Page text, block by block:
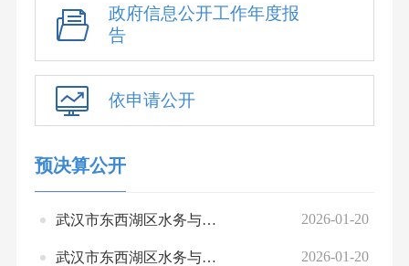
政府信息公开工作年度报
告
依申请公开
预决算公开
武汉市东西湖区水务与湖泊局（汇总）-2026年部门预算公开 2026-01-20
武汉市东西湖区水务与湖泊局（本级）-2026年部门预算公开 2026-01-20